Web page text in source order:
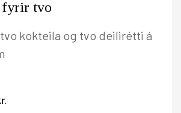
tvo
kokteila og tvo deilirétti á